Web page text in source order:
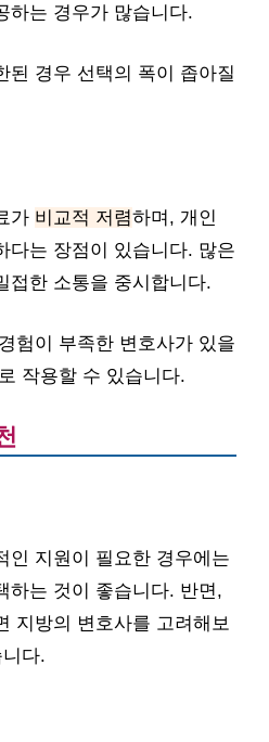
하는 경우가 많습니다.
된 경우 선택의 폭이 좁아질
가 비교적 저렴하며, 개인
다는 장점이 있습니다. 많은
접한 소통을 중시합니다.
험이 부족한 변호사가 있을
작용할 수 있습니다.
인 지원이 필요한 경우에는
하는 것이 좋습니다. 반면,
지방의 변호사를 고려해보
다.